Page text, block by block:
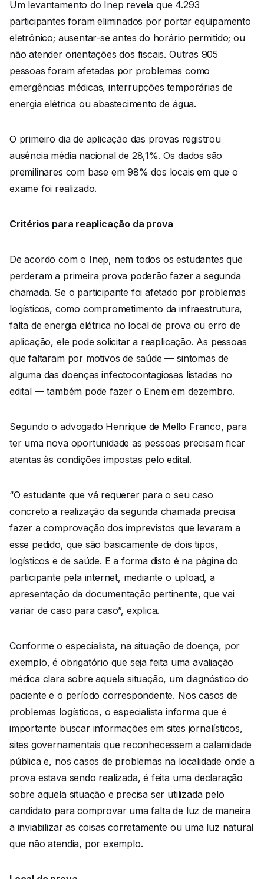
Um levantamento do Inep revela que 4.293
participantes foram eliminados por portar equipamento
eletrônico; ausentar-se antes do horário permitido; ou
não atender orientações dos fiscais. Outras 905
pessoas foram afetadas por problemas como
emergências médicas, interrupções temporárias de
energia elétrica ou abastecimento de água.
O primeiro dia de aplicação das provas registrou
ausência média nacional de 28,1%. Os dados são
premilinares com base em 98% dos locais em que o
exame foi realizado.
Critérios para reaplicação da prova
De acordo com o Inep, nem todos os estudantes que
perderam a primeira prova poderão fazer a segunda
chamada. Se o participante foi afetado por problemas
logísticos, como comprometimento da infraestrutura,
falta de energia elétrica no local de prova ou erro de
aplicação, ele pode solicitar a reaplicação. As pessoas
que faltaram por motivos de saúde — sintomas de
alguma das doenças infectocontagiosas listadas no
edital — também pode fazer o Enem em dezembro.
Segundo o advogado Henrique de Mello Franco, para
ter uma nova oportunidade as pessoas precisam ficar
atentas às condições impostas pelo edital.
“O estudante que vá requerer para o seu caso
concreto a realização da segunda chamada precisa
fazer a comprovação dos imprevistos que levaram a
esse pedido, que são basicamente de dois tipos,
logísticos e de saúde. E a forma disto é na página do
participante pela internet, mediante o upload, a
apresentação da documentação pertinente, que vai
variar de caso para caso”, explica.
Conforme o especialista, na situação de doença, por
exemplo, é obrigatório que seja feita uma avaliação
médica clara sobre aquela situação, um diagnóstico do
paciente e o período correspondente. Nos casos de
problemas logísticos, o especialista informa que é
importante buscar informações em sites jornalísticos,
sites governamentais que reconhecessem a calamidade
pública e, nos casos de problemas na localidade onde a
prova estava sendo realizada, é feita uma declaração
sobre aquela situação e precisa ser utilizada pelo
candidato para comprovar uma falta de luz de maneira
a inviabilizar as coisas corretamente ou uma luz natural
que não atendia, por exemplo.